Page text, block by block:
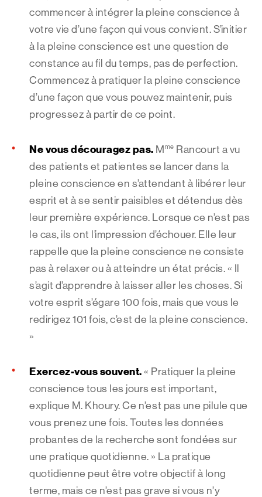
commencer à intégrer la pleine conscience à
votre vie d’une façon qui vous convient. S’initier
à la pleine conscience est une question de
constance au fil du temps, pas de perfection.
Commencez à pratiquer la pleine conscience
d’une façon que vous pouvez maintenir, puis
progressez à partir de ce point.
Ne vous découragez pas. M me Rancourt a vu
des patients et patientes se lancer dans la
pleine conscience en s’attendant à libérer leur
esprit et à se sentir paisibles et détendus dès
leur première expérience. Lorsque ce n’est pas
le cas, ils ont l’impression d’échouer. Elle leur
rappelle que la pleine conscience ne consiste
pas à relaxer ou à atteindre un état précis. « Il
s’agit d’apprendre à laisser aller les choses. Si
votre esprit s’égare 100 fois, mais que vous le
redirigez 101 fois, c’est de la pleine conscience.
»
Exercez-vous souvent. « Pratiquer la pleine
conscience tous les jours est important,
explique M. Khoury. Ce n’est pas une pilule que
vous prenez une fois. Toutes les données
probantes de la recherche sont fondées sur
une pratique quotidienne. » La pratique
quotidienne peut être votre objectif à long
terme, mais ce n’est pas grave si vous n’y